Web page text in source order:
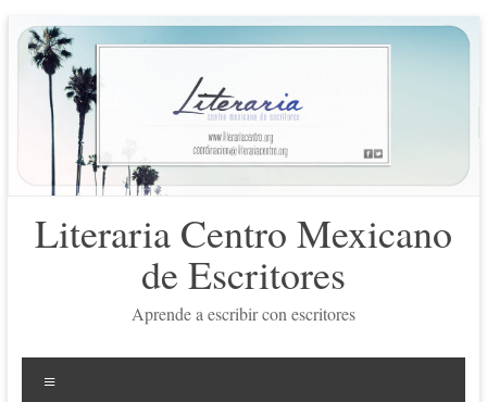
Saltar
contenido
Literaria Centro Mexicano
de Escritores
Aprende a escribir con escritores